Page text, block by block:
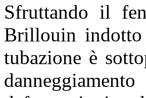
Sfruttando il
Brillouin
tubazione è